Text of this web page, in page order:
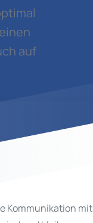
auf
Kommunikation mit